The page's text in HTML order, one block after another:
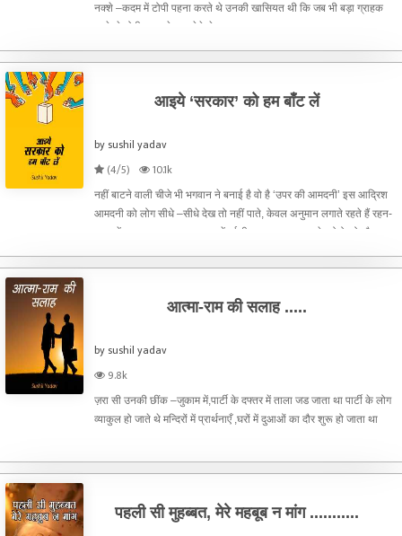
नक्शे –कदम में टोपी पहना करते थे उनकी खासियत थी कि जब भी बड़ा ग्राहक
आये, वे टोपी उतार के रख देते थे
आइये ‘सरकार’ को हम बाँट लें
by sushil yadav
(4/5)
10.1k
नहीं बाटने वाली चीजे भी भगवान ने बनाई है वो है ‘उपर की आमदनी’ इस आद्रिश
आमदनी को लोग सीधे –सीधे देख तो नहीं पाते, केवल अनुमान लगाते रहते हैं रहन-
सहन में एकाएक बदलाव, हाव-भाव में रईसी झलक, आस-पास के लोगो को चौकन्ना
आत्मा-राम की सलाह .....
by sushil yadav
9.8k
ज़रा सी उनकी छींक –जुकाम में,पार्टी के दफ्तर में ताला जड जाता था पार्टी के लोग
व्याकुल हो जाते थे मन्दिरों में प्रार्थनाएँ ,घरों में दुआओं का दौर शुरू हो जाता था
पहली सी मुहब्बत, मेरे महबूब न मांग ...........